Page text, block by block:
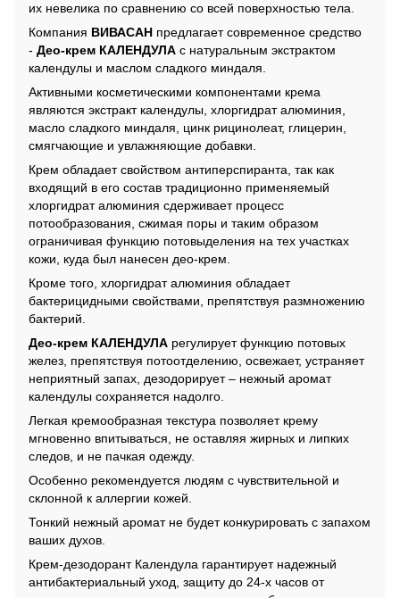
их невелика по сравнению со всей поверхностью тела.
Компания ВИВАСАН предлагает современное средство
- Део-крем КАЛЕНДУЛА с натуральным экстрактом
календулы и маслом сладкого миндаля.
Активными косметическими компонентами крема
являются экстракт календулы, хлоргидрат алюминия,
масло сладкого миндаля, цинк рицинолеат, глицерин,
смягчающие и увлажняющие добавки.
Крем обладает свойством антиперспиранта, так как
входящий в его состав традиционно применяемый
хлоргидрат алюминия сдерживает процесс
потообразования, сжимая поры и таким образом
ограничивая функцию потовыделения на тех участках
кожи, куда был нанесен део-крем.
Кроме того, хлоргидрат алюминия обладает
бактерицидными свойствами, препятствуя размножению
бактерий.
Део-крем КАЛЕНДУЛА регулирует функцию потовых
желез, препятствуя потоотделению, освежает, устраняет
неприятный запах, дезодорирует – нежный аромат
календулы сохраняется надолго.
Легкая кремообразная текстура позволяет крему
мгновенно впитываться, не оставляя жирных и липких
следов, и не пачкая одежду.
Особенно рекомендуется людям с чувствительной и
склонной к аллергии кожей.
Тонкий нежный аромат не будет конкурировать с запахом
ваших духов.
Крем-дезодорант Календула гарантирует надежный
антибактериальный уход, защиту до 24-х часов от